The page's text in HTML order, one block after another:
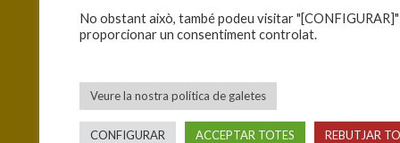
No obstant això, també podeu visitar
proporcionar un consentiment controlat.
Veure la nostra política de galetes
CONFIGURAR ACCEPTAR TOTES REBUTJAR